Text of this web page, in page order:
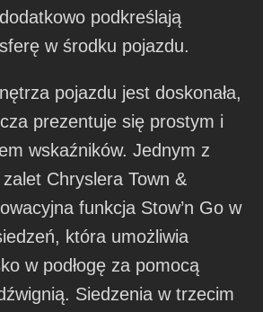
podkreślają
w środku pojazdu.
pojazdu jest doskonała,
prezentuje się prostym i
wskaźników. Jednym z
Chryslera Town &
funkcja Stow’n Go w
która umożliwia
w podłogę za pomocą
Siedzenia w trzecim